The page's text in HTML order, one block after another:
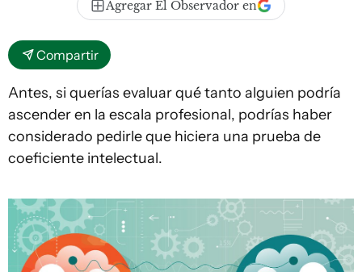
Agregar El Observador en
Compartir
Antes, si querías evaluar qué tanto alguien podría
ascender en la escala profesional, podrías haber
considerado pedirle que hiciera una prueba de
coeficiente intelectual.